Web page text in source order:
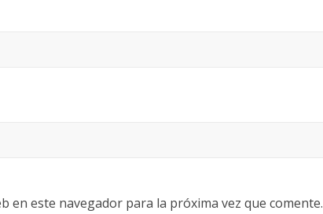
en este navegador para la próxima vez que comente.